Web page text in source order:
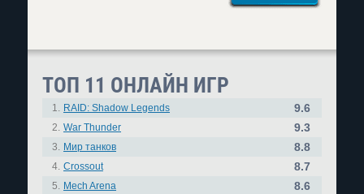
ТОП 11 ОНЛАЙН ИГР
1. RAID: Shadow Legends 9.6
2. War Thunder 9.3
3. Мир танков 8.8
4. Crossout 8.7
5. Mech Arena 8.6